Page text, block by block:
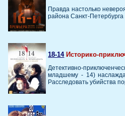
Правда настолько
района Санкт-
18-14 Историко-
Детективно-
младшему - 14)
Расследовать убийства